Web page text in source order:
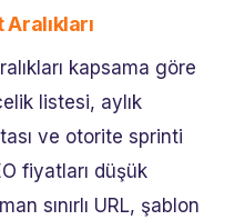
kapsama göre
listesi, aylık
ve otorite sprinti
fiyatları düşük
sınırlı URL, şablon